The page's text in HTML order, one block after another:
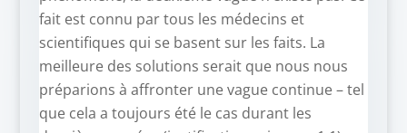
fait est connu par tous les médecins et
scientifiques qui se basent sur les faits. La
meilleure des solutions serait que nous nous
préparions à affronter une vague continue – tel
que cela a toujours été le cas durant les